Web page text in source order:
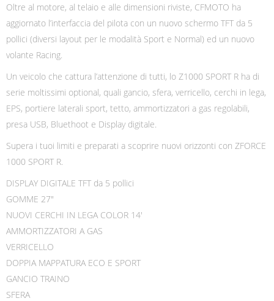
Oltre al motore, al telaio e alle dimensioni riviste, CFMOTO ha
aggiornato l’interfaccia del pilota con un nuovo schermo TFT da 5
pollici (diversi layout per le modalità Sport e Normal) ed un nuovo
volante Racing.
Un veicolo che cattura l’attenzione di tutti, lo Z1000 SPORT R ha di
serie moltissimi optional, quali gancio, sfera, verricello, cerchi in lega,
EPS, portiere laterali sport, tetto, ammortizzatori a gas regolabili,
presa USB, Bluethoot e Display digitale.
Supera i tuoi limiti e preparati a scoprire nuovi orizzonti con ZFORCE
1000 SPORT R.
DISPLAY DIGITALE TFT da 5 pollici
GOMME 27″
NUOVI CERCHI IN LEGA COLOR 14′
AMMORTIZZATORI A GAS
VERRICELLO
DOPPIA MAPPATURA ECO E SPORT
GANCIO TRAINO
SFERA